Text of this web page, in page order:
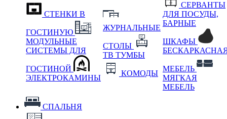
СТЕНКИ В
ГОСТИНУЮ
МОДУЛЬНЫЕ
СИСТЕМЫ ДЛЯ
ГОСТИНОЙ
ЭЛЕКТРОКАМИНЫ
ЖУРНАЛЬНЫЕ
СТОЛЫ
ТВ ТУМБЫ
КОМОДЫ
СЕРВАНТЫ
ДЛЯ ПОСУДЫ,
БАРНЫЕ
ШКАФЫ
МЕБЕЛЬ
МЯГКАЯ
МЕБЕЛЬ
СПАЛЬНЯ